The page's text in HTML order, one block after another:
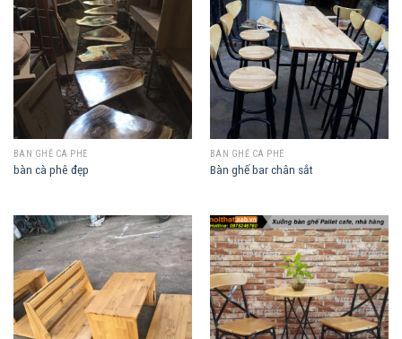
BÀN GHẾ CÀ PHÊ
bàn cà phê đẹp
BÀN GHẾ CÀ PHÊ
Bàn ghế bar chân sắt